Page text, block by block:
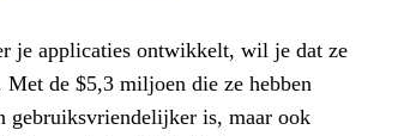
je applicaties ontwikkelt, wil je dat ze
de $5,3 miljoen die ze hebben
gebruiksvriendelijker is, maar ook